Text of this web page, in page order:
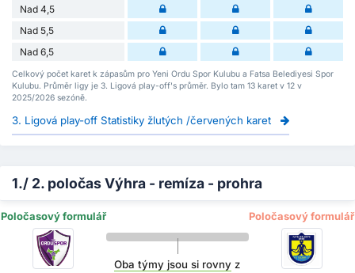
Nad 4,5
Nad 5,5
Nad 6,5
Celkový počet karet k zápasům pro Yeni Ordu Spor Kulubu a Fatsa Belediyesi Spor
Kulubu. Průměr ligy je 3. Ligová play-off's průměr. Bylo tam 13 karet v 12 v
2025/2026 sezóně.
3. Ligová play-off Statistiky žlutých /červených karet
1./ 2. poločas Výhra - remíza - prohra
Poločasový formulář Poločasový formulář
Oba týmy jsou si rovny z